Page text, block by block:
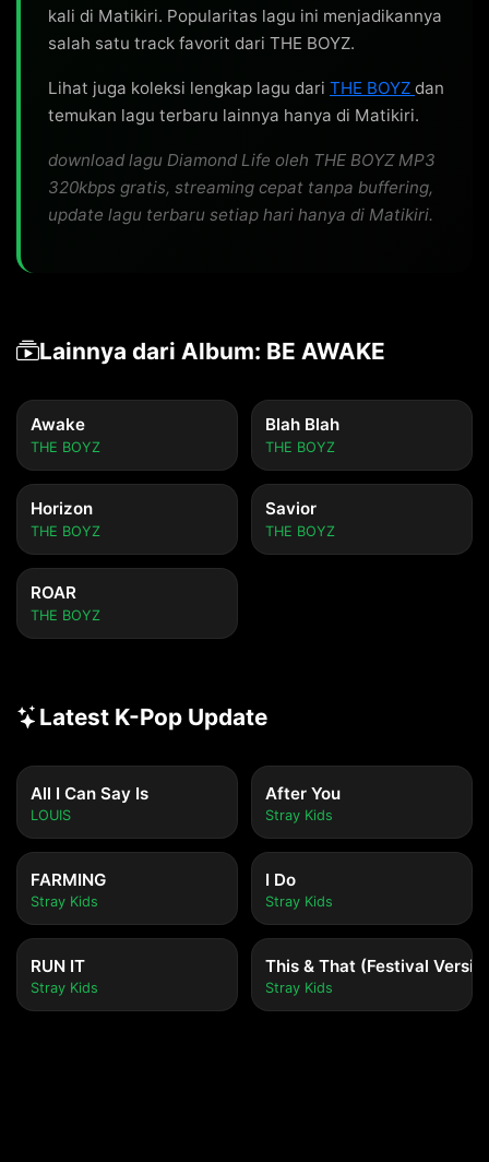
kali di Matikiri. Popularitas lagu ini menjadikannya
salah satu track favorit dari THE BOYZ.
Lihat juga koleksi lengkap lagu dari THE BOYZ dan
temukan lagu terbaru lainnya hanya di Matikiri.
download lagu Diamond Life oleh THE BOYZ MP3
320kbps gratis, streaming cepat tanpa buffering,
update lagu terbaru setiap hari hanya di Matikiri.
Lainnya dari Album: BE AWAKE
Awake
THE BOYZ
Blah Blah
THE BOYZ
Horizon
THE BOYZ
Savior
THE BOYZ
ROAR
THE BOYZ
Latest K-Pop Update
All I Can Say Is
LOUIS
After You
Stray Kids
FARMING
Stray Kids
I Do
Stray Kids
RUN IT
Stray Kids
This & That (Festival
Stray Kids